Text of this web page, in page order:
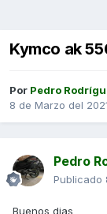
Kymco ak
Por Pedro
8 de Marzo del
Pedro
Publicado
Buenos dias